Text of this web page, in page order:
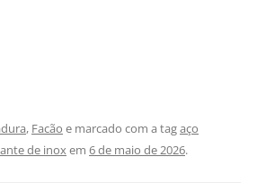
, Facão e marcado com a tagaço
de inoxem 6 de maio de 2026.